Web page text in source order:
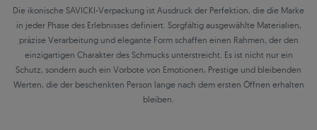
Die ikonische SAVICKI-Verpackung ist Ausdruck der Perfektion, die die Marke
in jeder Phase des Erlebnisses definiert. Sorgfältig ausgewählte Materialien,
präzise Verarbeitung und elegante Form schaffen einen Rahmen, der den
einzigartigen Charakter des Schmucks unterstreicht. Es ist nicht nur ein
Schutz, sondern auch ein Vorbote von Emotionen, Prestige und bleibenden
Werten, die der beschenkten Person lange nach dem ersten Öffnen erhalten
bleiben.